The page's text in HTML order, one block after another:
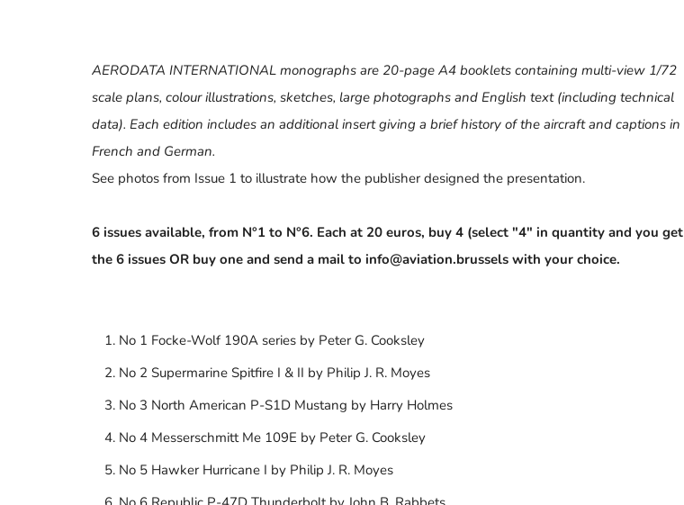
AERODATA INTERNATIONAL monographs are 20-page A4 booklets containing multi-view 1/72
scale plans, colour illustrations, sketches, large photographs and English text (including technical
data). Each edition includes an additional insert giving a brief history of the aircraft and captions in
French and German.
See photos from Issue 1 to illustrate how the publisher designed the presentation.
6 issues available, from N°1 to N°6. Each at 20 euros, buy 4 (select "4" in quantity and you get
the 6 issues OR buy one and send a mail to info@aviation.brussels with your choice.
No 1 Focke-Wolf 190A series by Peter G. Cooksley
No 2 Supermarine Spitfire I & II by Philip J. R. Moyes
No 3 North American P-S1D Mustang by Harry Holmes
No 4 Messerschmitt Me 109E by Peter G. Cooksley
No 5 Hawker Hurricane I by Philip J. R. Moyes